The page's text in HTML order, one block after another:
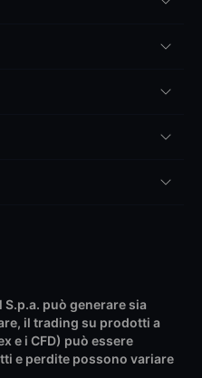
S.p.a. può generare sia
il trading su prodotti a
e i CFD) può essere
e perdite possono variare